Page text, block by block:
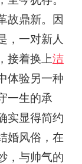
故鼎新。因
，一对新人
接着换上洁
体验另一种
一生的承
实显得简约
婚风俗，在
，与帅气的